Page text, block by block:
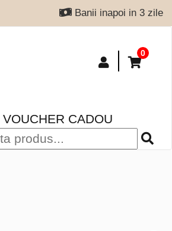
Banii inapoi in 3 zile
0
VOUCHER CADOU